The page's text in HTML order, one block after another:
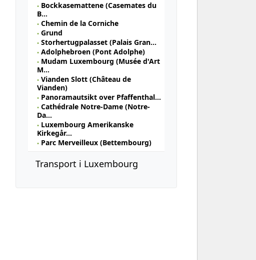
Bockkasemattene (Casemates du
B…
Chemin de la Corniche
Grund
Storhertugpalasset (Palais Gran…
Adolphebroen (Pont Adolphe)
Mudam Luxembourg (Musée d'Art
M…
Vianden Slott (Château de
Vianden)
Panoramautsikt over Pfaffenthal…
Cathédrale Notre-Dame (Notre-
Da…
Luxembourg Amerikanske
Kirkegår…
Parc Merveilleux (Bettembourg)
Transport i Luxembourg